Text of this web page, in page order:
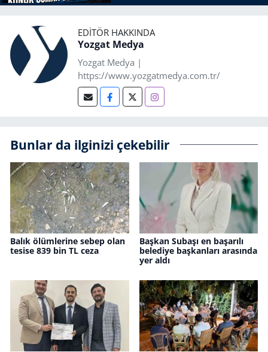
EDITÖR HAKKINDA
Yozgat Medya
Yozgat Medya |
https://www.yozgatmedya.com.tr/
Bunlar da ilginizi çekebilir
Balık ölümlerine sebep olan
tesise 839 bin TL ceza
Başkan Subaşı en başarılı
belediye başkanları arasında
yer aldı